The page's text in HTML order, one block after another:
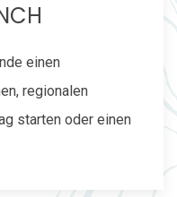
einen
regionalen
starten oder einen